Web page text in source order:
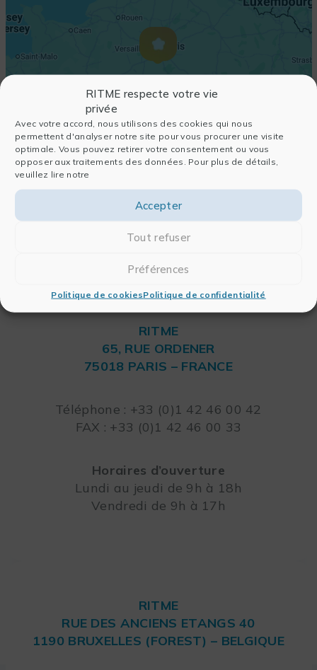
RITME respecte votre vie
privée
Avec votre accord, nous utilisons des cookies qui nous
permettent d'analyser notre site pour vous procurer une visite
optimale. Vous pouvez retirer votre consentement ou vous
opposer aux traitements des données. Pour plus de détails,
veuillez lire notre
Accepter
Tout refuser
Préférences
Politique de cookiesPolitique de confidentialité
RITME
65, RUE ORDENER
75018 PARIS – FRANCE
Téléphone : +33 (0)1 42 46 00 42
FAX : +33 (0)1 42 46 00 33
Horaires d’ouverture
Lundi au jeudi de 9h à 18h
Vendredi de 9h à 17h
RITME
RUE DES ANCIENS ETANGS 40
1190 BRUXELLES (FOREST) – BELGIQUE